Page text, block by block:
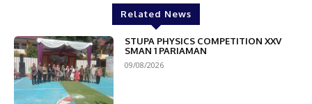
Related News
STUPA PHYSICS COMPETITION XXV
SMAN 1 PARIAMAN
09/08/2026